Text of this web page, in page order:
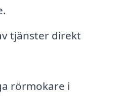
tjänster direkt
rörmokare i